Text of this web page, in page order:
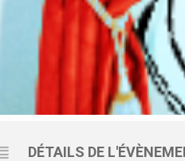
DÉTAILS DE